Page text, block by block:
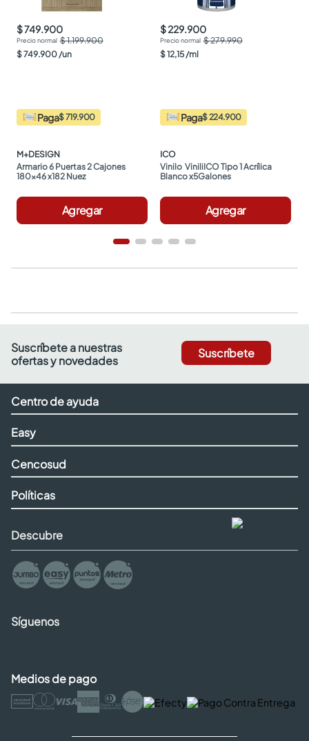
$ 749.900
$ 1.199.900
$749.900 /un
Paga$ 719.900
M+DESIGN
Armario 6 Puertas 2 Cajones
180x46 x182 Nuez
Agregar
$ 229.900
$ 279.990
$12,15 /ml
Paga$ 224.900
ICO
Vinilo  ViniliICO Tipo 1 Acrílica
Blanco x5Galones
Agregar
Suscríbete a nuestras
ofertas y novedades
Suscríbete
Centro de ayuda
Easy
Cencosud
Políticas
Descubre
Síguenos
Medios de pago